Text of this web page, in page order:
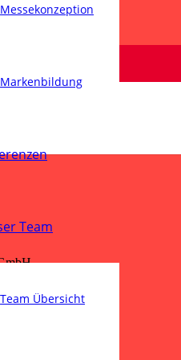
980450
md.de
Messekonzeption
Markenbildung
Team
Team Übersicht